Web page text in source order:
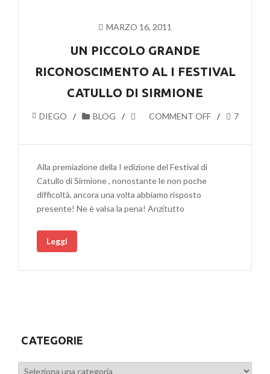
MARZO 16, 2011
UN PICCOLO GRANDE
RICONOSCIMENTO AL I FESTIVAL
CATULLO DI SIRMIONE
DIEGO BLOG COMMENT OFF 7
Alla premiazione della I edizione del Festival di
Catullo di Sirmione , nonostante le non poche
difficoltà, ancora una volta abbiamo risposto
presente! Ne è valsa la pena! Anzitutto
Leggi
CATEGORIE
Categorie